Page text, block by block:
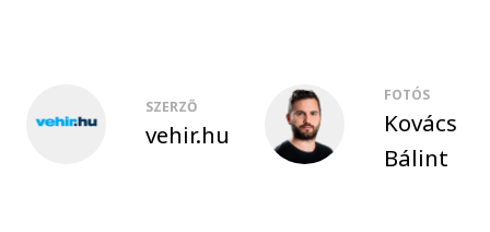
SZERZŐ
vehir.hu
FOTÓS
Kovács
Bálint